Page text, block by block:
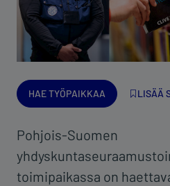
Hae työpaikkaa
Pohjois-Suomen
toimipaikassa on